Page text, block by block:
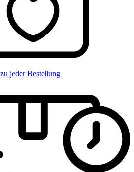
zu jeder Bestellung